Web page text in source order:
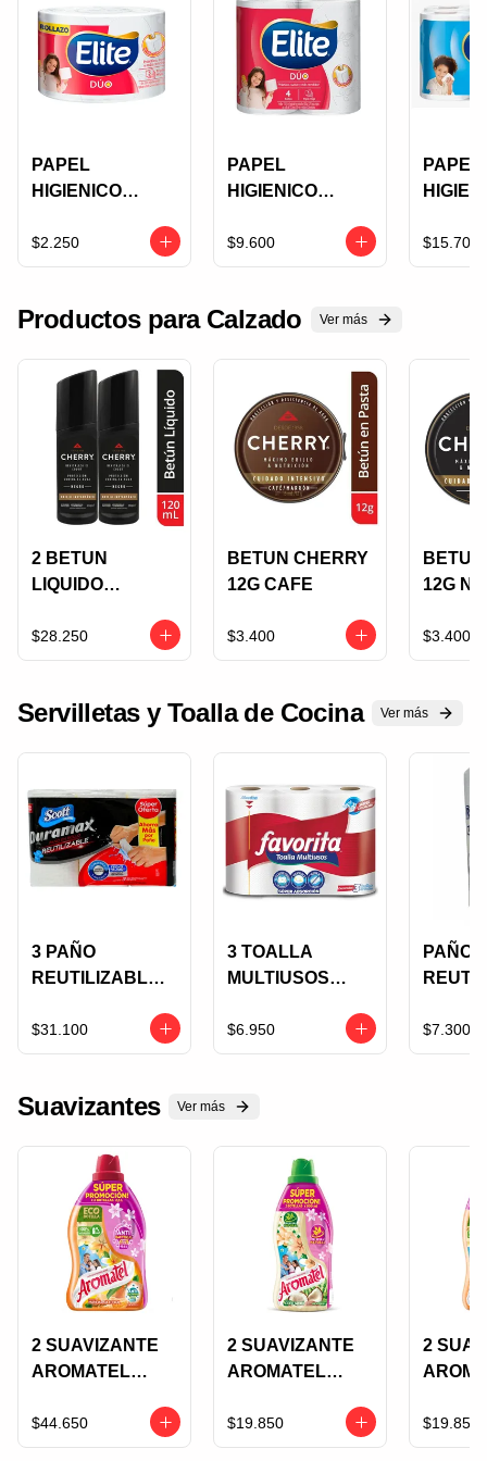
PAPEL
HIGIENICO
ROLLAZO 1UNI
$2.250
PAPEL
HIGIENICO
TRILPLE HOJA
4UNI
$9.600
PAPEL
12UNI
$15.700
Productos para Calzado Ver más
2 BETUN
LIQUIDO
NEGRO 60ML
BRILLO
$28.250
BETUN CHERRY
12G CAFE
$3.400
12G
$3.400
Servilletas y Toalla de Cocina Ver más
3 PAÑO
REUTILIZABLE
DURAMAX
52UNI
$31.100
3 TOALLA
MULTIUSOS
$6.950
PAÑO
58UNI
$7.300
Suavizantes Ver más
2 SUAVIZANTE
AROMATEL
MANDARINA
$44.650
2 SUAVIZANTE
AROMATEL
/FRAMBUESA
$19.850
2
$19.850